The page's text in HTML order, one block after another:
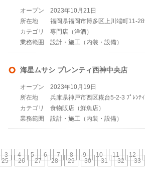
オープン
2023年10月21日
所在地
福岡県福岡市博多区上川端町11-
カテゴリ
専門店（洋酒）
業務範囲
設計・施工（内装・設備）
海星ムサシ プレンティ西神中央店
オープン
2023年10月19日
所在地
兵庫県神戸市西区糀台5-2-3 ﾌﾟﾚﾝﾃ
カテゴリ
食物販店（鮮魚店）
業務範囲
設計・施工（内装・設備）
3 4 5 6 7 8 9 10 11 12
25 26 27 28 29 30 31 32 33